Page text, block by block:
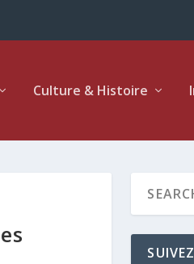
Culture & Histoire